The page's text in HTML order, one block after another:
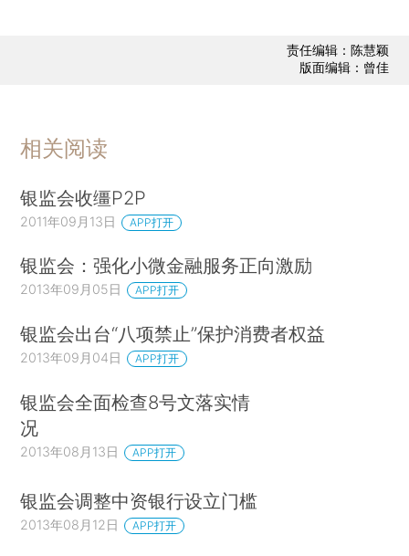
责任编辑：陈慧颖
版面编辑：曾佳
相关阅读
银监会收缰P2P
2011年09月13日 APP打开
银监会：强化小微金融服务正向激励
2013年09月05日 APP打开
银监会出台“八项禁止”保护消费者权益
2013年09月04日 APP打开
银监会全面检查8号文落实情
况
2013年08月13日 APP打开
银监会调整中资银行设立门槛
2013年08月12日 APP打开